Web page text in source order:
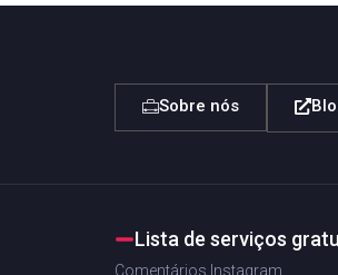
Sobre nós
Lista de serviços
Comentários Instagram